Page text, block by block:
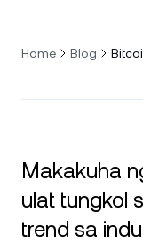
Home Blog
Makakuha
ulat tungkol
trend sa